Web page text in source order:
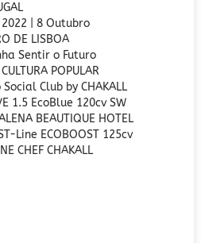
2022 | 8 Outubro
DE LISBOA
Sentir o Futuro
POPULAR
Club by CHAKALL
1.5 EcoBlue 120cv SW
BEAUTIQUE HOTEL
Line ECOBOOST 125cv
CHEF CHAKALL